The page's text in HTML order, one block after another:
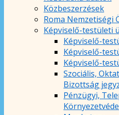
Közbeszerzések
Roma Nemzetiségi
Képviselő-testületi
Képviselő-
Képviselő-
Képviselő-
Szociális,
Bizottság
Pénzügyi,